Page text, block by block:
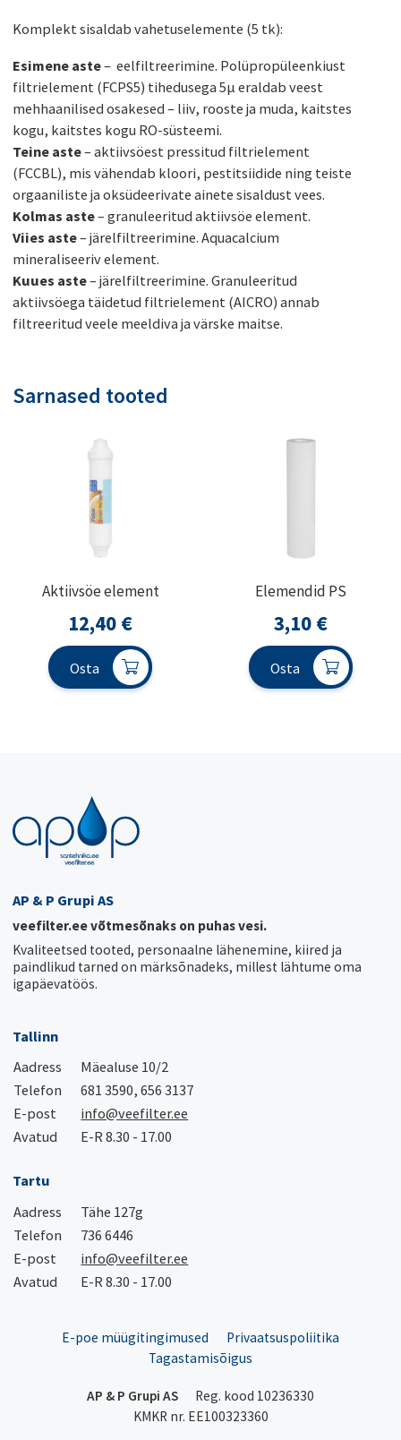
Komplekt sisaldab vahetuselemente (5 tk):
Esimene aste– eelfiltreerimine. Polüpropüleenkiust
filtrielement (FCPS5) tihedusega 5µ eraldab veest
mehhaanilised osakesed – liiv, rooste ja muda, kaitstes
kogu, kaitstes kogu RO-süsteemi.
Teine aste– aktiivsöest pressitud filtrielement
(FCCBL), mis vähendab kloori, pestitsiidide ning teiste
orgaaniliste ja oksüdeerivate ainete sisaldust vees.
Kolmas aste– granuleeritud aktiivsöe element.
Viies aste– järelfiltreerimine. Aquacalcium
mineraliseeriv element.
Kuues aste– järelfiltreerimine. Granuleeritud
aktiivsöega täidetud filtrielement (AICRO) annab
filtreeritud veele meeldiva ja värske maitse.
Sarnased tooted
Aktiivsöe element
12,40 €
Osta
Elemendid PS
3,10 €
Osta
AP & P Grupi AS
veefilter.ee võtmesõnaks on puhas vesi.
Kvaliteetsed tooted, personaalne lähenemine, kiired ja
paindlikud tarned on märksõnadeks, millest lähtume oma
igapäevatöös.
Tallinn
Aadress
Mäealuse 10/2
Telefon
681 3590, 656 3137
E-post
info@veefilter.ee
Avatud
E-R 8.30 - 17.00
Tartu
Aadress
Tähe 127g
Telefon
736 6446
E-post
info@veefilter.ee
Avatud
E-R 8.30 - 17.00
E-poe müügitingimused
Privaatsuspoliitika
Tagastamisõigus
AP & P Grupi AS
Reg. kood 10236330
KMKR nr. EE100323360